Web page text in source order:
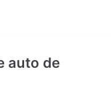
auto de